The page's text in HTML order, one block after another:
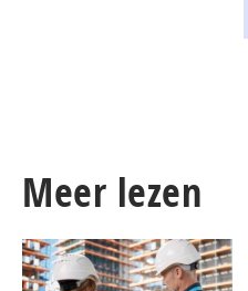
Meer lezen